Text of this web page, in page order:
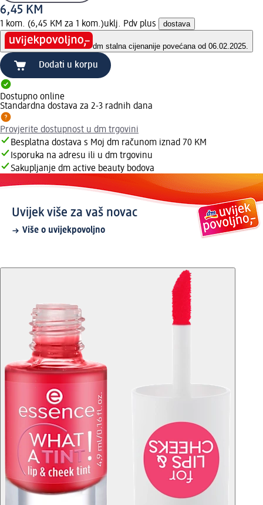
6,45 KM
1 kom. (6,45 KM za 1 kom.)uklj. Pdv plus dostava
dm stalna cijenanije povećana od 06.02.2025.
Dodati u korpu
Dostupno online
Standardna dostava za 2-3 radnih dana
Provjerite dostupnost u dm trgovini
Besplatna dostava s Moj dm računom iznad 70 KM
Isporuka na adresu ili u dm trgovinu
Sakupljanje dm active beauty bodova
Uvijek više za vaš novac
Više o uvijekpovoljno